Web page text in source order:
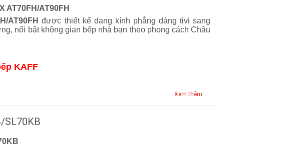
AT70FH/AT90FH
AT90FH được thiết kế dạng kính phẳng dáng tivi sang
nổi bật không gian bếp nhà bạn theo phong cách Châu
KAFF
Xem thêm...
SL70KB